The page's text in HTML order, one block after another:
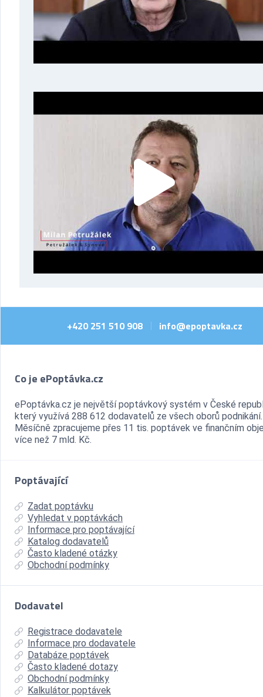
+420 251 510 908 info@epoptavka.cz
Co je ePoptávka.cz
ePoptávka.cz je největší poptávkový systém v České
který využívá 288 612 dodavatelů ze všech oborů podnikání.
Měsíčně zpracujeme přes 11 tis. poptávek ve finančním
více než 7 mld. Kč.
Poptávající
Zadat poptávku
Vyhledat v poptávkách
Informace pro poptávající
Katalog dodavatelů
Často kladené otázky
Obchodní podmínky
Dodavatel
Registrace dodavatele
Informace pro dodavatele
Databáze poptávek
Často kladené dotazy
Obchodní podmínky
Kalkulátor poptávek